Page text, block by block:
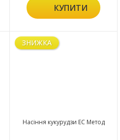
КУПИТИ
ЗНИЖКА
Насіння кукурудзи ЕС Метод